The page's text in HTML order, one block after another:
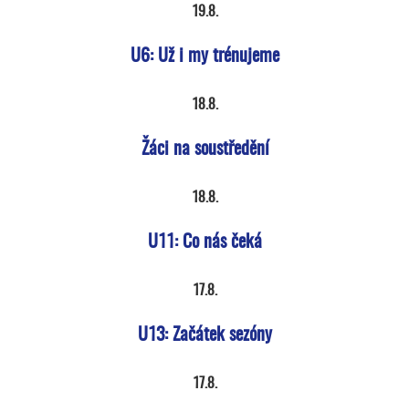
19.8.
U6: Už i my trénujeme
18.8.
Žáci na soustředění
18.8.
U11: Co nás čeká
17.8.
U13: Začátek sezóny
17.8.